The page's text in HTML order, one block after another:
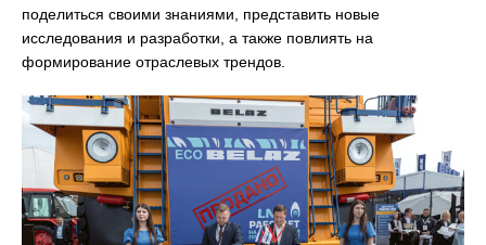
поделиться своими знаниями, представить новые
исследования и разработки, а также повлиять на
формирование отраслевых трендов.